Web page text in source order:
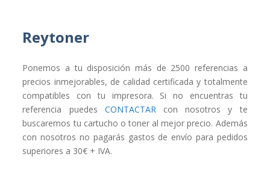
Reytoner
Ponemos a tu disposición más de 2500 referencias a
precios inmejorables, de calidad certificada y totalmente
compatibles con tu impresora. Si no encuentras tu
referencia puedes CONTACTARcon nosotros y te
buscaremos tu cartucho o toner al mejor precio. Además
con nosotros no pagarás gastos de envío para pedidos
superiores a 30€ + IVA.